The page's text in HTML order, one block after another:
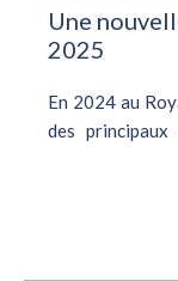
Une
2025
En 2024 au
des
million